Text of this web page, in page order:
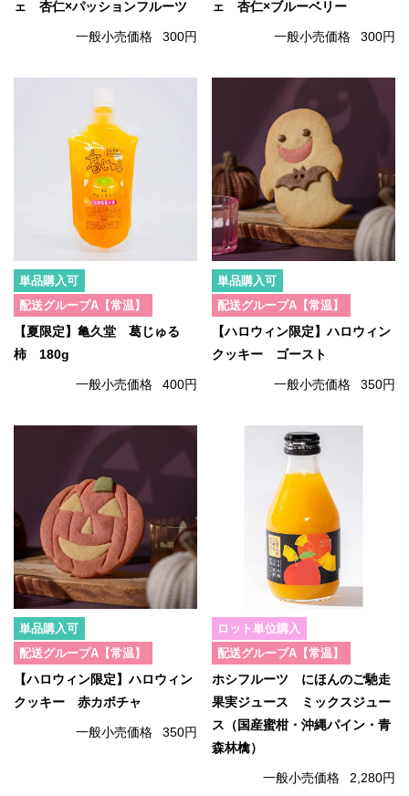
ェ 杏仁×パッションフルーツ
一般小売価格 300円
ェ 杏仁×ブルーベリー
一般小売価格 300円
単品購入可
配送グループA【常温】
【夏限定】亀久堂 葛じゅる
柿 180g
一般小売価格 400円
単品購入可
配送グループA【常温】
【ハロウィン限定】ハロウィン
クッキー ゴースト
一般小売価格 350円
単品購入可
配送グループA【常温】
【ハロウィン限定】ハロウィン
クッキー 赤カボチャ
一般小売価格 350円
ロット単位購入
配送グループA【常温】
ホシフルーツ にほんのご馳走
果実ジュース ミックスジュー
ス（国産蜜柑・沖縄パイン・青
森林檎）
一般小売価格 2,280円